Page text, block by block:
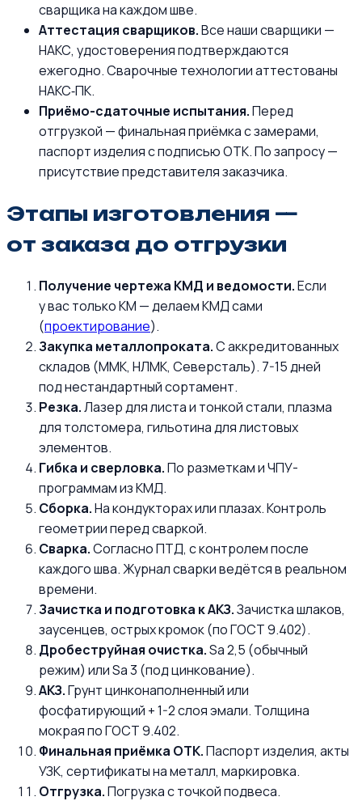
сварщика на каждом шве.
Аттестация сварщиков.Все наши сварщики —
НАКС, удостоверения подтверждаются
ежегодно. Сварочные технологии аттестованы
НАКС‑ПК.
Приёмо-сдаточные испытания.Перед
отгрузкой — финальная приёмка с замерами,
паспорт изделия с подписью ОТК. По запросу —
присутствие представителя заказчика.
Этапы изготовления —
от заказа до отгрузки
Получение чертежа КМД и ведомости.Если
у вас только КМ — делаем КМД сами
(проектирование).
Закупка металлопроката.С аккредитованных
складов (ММК, НЛМК, Северсталь). 7-15 дней
под нестандартный сортамент.
Резка.Лазер для листа и тонкой стали, плазма
для толстомера, гильотина для листовых
элементов.
Гибка и сверловка.По разметкам и ЧПУ-
программам из КМД.
Сборка.На кондукторах или плазах. Контроль
геометрии перед сваркой.
Сварка.Согласно ПТД, с контролем после
каждого шва. Журнал сварки ведётся в реальном
времени.
Зачистка и подготовка к АКЗ.Зачистка шлаков,
заусенцев, острых кромок (по ГОСТ 9.402).
Дробеструйная очистка.Sa 2,5 (обычный
режим) или Sa 3 (под цинкование).
АКЗ.Грунт цинконаполненный или
фосфатирующий + 1-2 слоя эмали. Толщина
мокрая по ГОСТ 9.402.
Финальная приёмка ОТК.Паспорт изделия, акты
УЗК, сертификаты на металл, маркировка.
Отгрузка.Погрузка с точкой подвеса.